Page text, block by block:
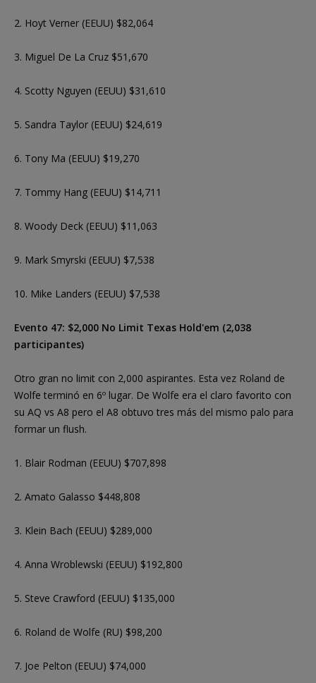
2. Hoyt Verner (EEUU) $82,064
3. Miguel De La Cruz $51,670
4. Scotty Nguyen (EEUU) $31,610
5. Sandra Taylor (EEUU) $24,619
6. Tony Ma (EEUU) $19,270
7. Tommy Hang (EEUU) $14,711
8. Woody Deck (EEUU) $11,063
9. Mark Smyrski (EEUU) $7,538
10. Mike Landers (EEUU) $7,538
Evento 47: $2,000 No Limit Texas Hold'em (2,038
participantes)
Otro gran no limit con 2,000 aspirantes. Esta vez Roland de
Wolfe terminó en 6º lugar. De Wolfe era el claro favorito con
su AQ vs A8 pero el A8 obtuvo tres más del mismo palo para
formar un flush.
1. Blair Rodman (EEUU) $707,898
2. Amato Galasso $448,808
3. Klein Bach (EEUU) $289,000
4. Anna Wroblewski (EEUU) $192,800
5. Steve Crawford (EEUU) $135,000
6. Roland de Wolfe (RU) $98,200
7. Joe Pelton (EEUU) $74,000